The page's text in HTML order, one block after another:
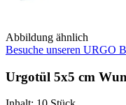
Abbildung ähnlich
Besuche unseren URGO
Urgotül 5x5 cm